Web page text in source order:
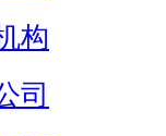
构
司